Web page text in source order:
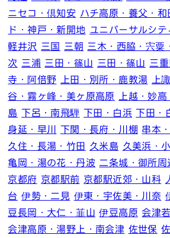
ニセコ・倶知安 ハチ高原・養父・和
ド・神戸・新開地 ユニバーサルシテ
軽井沢 三国 三朝 三木・西脇・宍粟
次 三浦 三田・篠山 三田・篠山 三
寺・阿倍野
上田・別所・鹿教湯
上
谷・霧ヶ峰・美ヶ原高原
上越・妙
島 下呂・南飛騨 下田・白浜 下田・
身延・早川
下関・長府・川棚 串本
久住・長湯・竹田 久米島 久美浜・
亀岡・湯の花・丹波 二条城・御所周
京都府 京都駅前 京都駅近郊・山科
台 伊勢・二見 伊東・宇佐美・川奈
豆長岡・大仁・韮山 伊豆高原 会津
会津高原・湯野上・南会津 佐世保